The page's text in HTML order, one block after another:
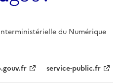
du Numérique
service-public.fr